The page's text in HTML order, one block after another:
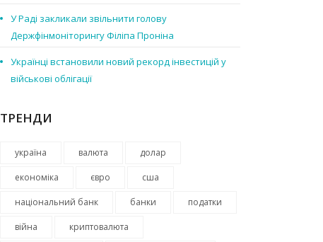
У Раді закликали звільнити голову
Держфінмоніторингу Філіпа Проніна
Українці встановили новий рекорд інвестицій у
військові облігації
ТРЕНДИ
україна валюта долар
економіка євро сша
національний банк банки податки
війна криптовалюта